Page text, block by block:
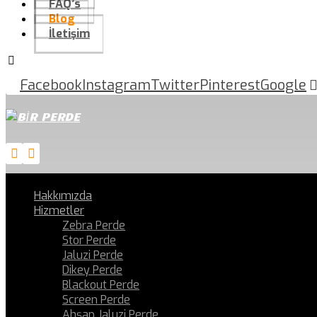
FAQ’s
Blog
İletişim
FacebookInstagramTwitterPinterestGoogle
Hakkımızda
Hizmetler
Zebra Perde
Stor Perde
Jaluzi Perde
Dikey Perde
Blackout Perde
Screen Perde